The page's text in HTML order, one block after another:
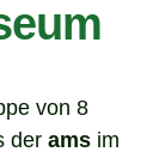
von 8
der amsim